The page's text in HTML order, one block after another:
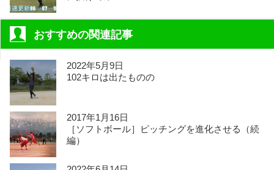
おすすめの関連記事
2022年5月9日
102キロは出たものの
2017年1月16日
［ソフトボール］ピッチングを進化させる（続
編）